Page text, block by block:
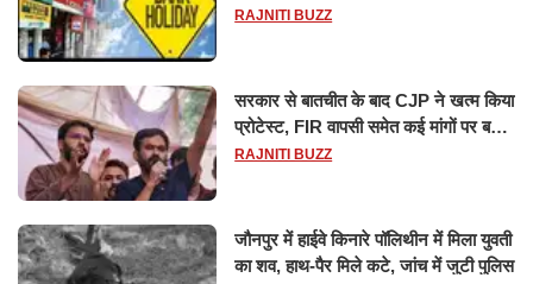
छुट्टियों की लिस्ट​​​​​​​
RAJNITI BUZZ
सरकार से बातचीत के बाद CJP ने खत्म किया
प्रोटेस्ट, FIR वापसी समेत कई मांगों पर बनी
सहमति
RAJNITI BUZZ
जौनपुर में हाईवे किनारे पॉलिथीन में मिला युवती
का शव, हाथ-पैर मिले कटे, जांच में जुटी पुलिस